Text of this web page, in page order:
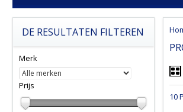
10
DE RESULTATEN FILTEREN
Merk
Prijs